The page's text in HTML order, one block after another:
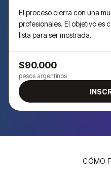
El proceso cierra con una
profesionales. El objetivo es
lista para ser mostrada.
$90.000
pesos argentinos
CÓMO